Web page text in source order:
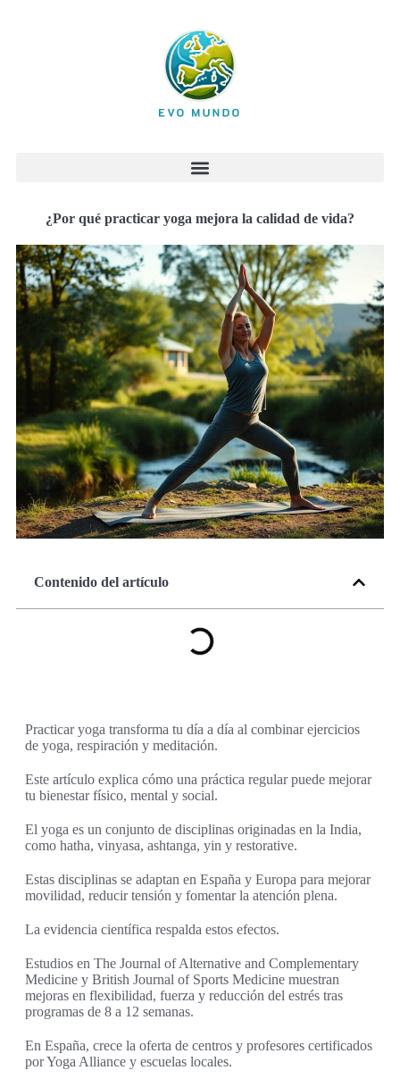
¿Por qué practicar yoga mejora la calidad de vida?
Contenido del artículo
Practicar yoga transforma tu día a día al combinar ejercicios
de yoga, respiración y meditación.
Este artículo explica cómo una práctica regular puede mejorar
tu bienestar físico, mental y social.
El yoga es un conjunto de disciplinas originadas en la India,
como hatha, vinyasa, ashtanga, yin y restorative.
Estas disciplinas se adaptan en España y Europa para mejorar
movilidad, reducir tensión y fomentar la atención plena.
La evidencia científica respalda estos efectos.
Estudios en The Journal of Alternative and Complementary
Medicine y British Journal of Sports Medicine muestran
mejoras en flexibilidad, fuerza y reducción del estrés tras
programas de 8 a 12 semanas.
En España, crece la oferta de centros y profesores certificados
por Yoga Alliance y escuelas locales.